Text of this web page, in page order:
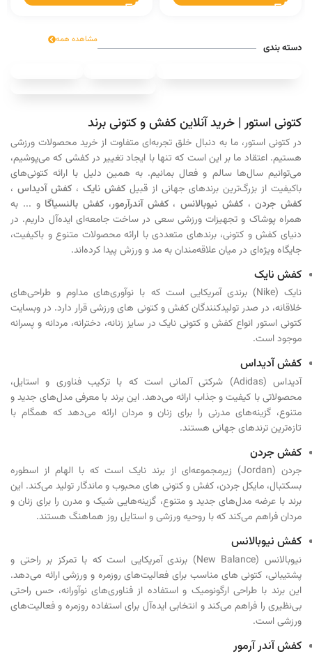
دسته بندی
مشاهده همه
ورزشی
زنانه
تجهیزات ورزشی
کوهنوردی و کمپینگ ، لوازم جانبی
مردانه و پسرانه ، زنانه و دخترانه
کتونی استور | خرید آنلاین کفش و کتونی برند
در کتونی استور، ما به دنبال خلق تجربه‌ای متفاوت از خرید محصولات ورزشی
هستیم. اعتقاد ما بر این است که تنها با ایجاد تغییر در کفشی که می‌پوشیم،
می‌توانیم سال‌ها سالم و فعال بمانیم. به همین دلیل با ارائه کتونی‌های
باکیفیت از بزرگ‌ترین برندهای جهانی از قبیل کفش نایک ، کفش آدیداس ،
کفش جردن،کفش نیوبالانس ،کفش آندرآرمور، کفش بالنسیاگاو ... به
همراه پوشاک و تجهیزات ورزشی سعی در ساخت جامعه‌ای ایده‌آل داریم. در
دنیای کفش و کتونی، برندهای متعددی با ارائه محصولات متنوع و باکیفیت،
جایگاه ویژه‌ای در میان علاقه‌مندان به مد و ورزش پیدا کرده‌اند.
کفش نایک
نایک (Nike) برندی آمریکایی است که با نوآوری‌های مداوم و طراحی‌های
خلاقانه، در صدر تولیدکنندگان کفش‌ و کتونی های ورزشی قرار دارد. در وبسایت
کتونی استور انواع کفش و کتونی نایک در سایز زنانه، دخترانه، مردانه و پسرانه
موجود است.
کفش آدیداس
آدیداس (Adidas) شرکتی آلمانی است که با ترکیب فناوری و استایل،
محصولاتی با کیفیت و جذاب ارائه می‌دهد. این برند با معرفی مدل‌های جدید و
متنوع، گزینه‌های مدرنی را برای زنان و مردان ارائه می‌دهد که همگام با
تازه‌ترین ترندهای جهانی هستند.
کفش جردن
جردن (Jordan) زیرمجموعه‌ای از برند نایک است که با الهام از اسطوره
بسکتبال، مایکل جردن، کفش‌ و کتونی های محبوب و ماندگار تولید می‌کند. این
برند با عرضه مدل‌های جدید و متنوع، گزینه‌هایی شیک و مدرن را برای زنان و
مردان فراهم می‌کند که با روحیه ورزشی و استایل روز هماهنگ هستند.
کفش نیوبالانس
نیوبالانس (New Balance) برندی آمریکایی است که با تمرکز بر راحتی و
پشتیبانی، کتونی های مناسب برای فعالیت‌های روزمره و ورزشی ارائه می‌دهد.
این برند با طراحی ارگونومیک و استفاده از فناوری‌های نوآورانه، حس راحتی
بی‌نظیری را فراهم می‌کند و انتخابی ایده‌آل برای استفاده روزمره و فعالیت‌های
ورزشی است.
کفش آندر آرمور